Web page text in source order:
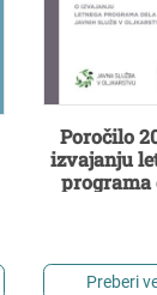
Poročilo
izvajanju
programa
Preberi